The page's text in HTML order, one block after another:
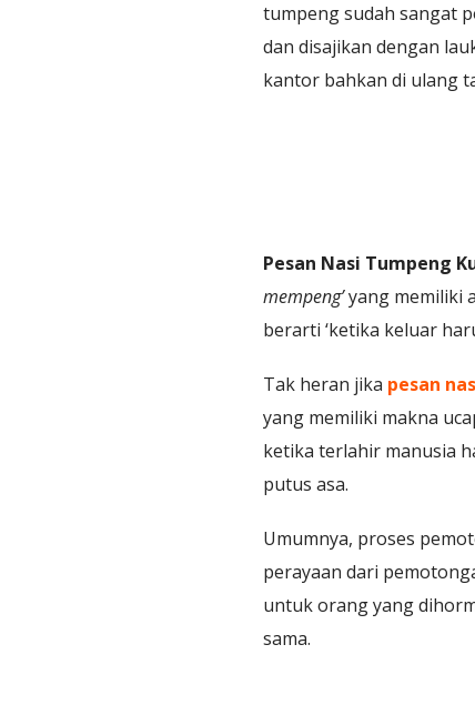
tumpeng sudah sangat
dan disajikan dengan
kantor bahkan di ulang
Pesan Nasi Tumpeng
mempeng’yang memiliki
berarti ‘ketika keluar
Tak heran jika pesan
yang memiliki makna
ketika terlahir manusia
putus asa.
Umumnya, proses
perayaan dari
untuk orang yang
sama.